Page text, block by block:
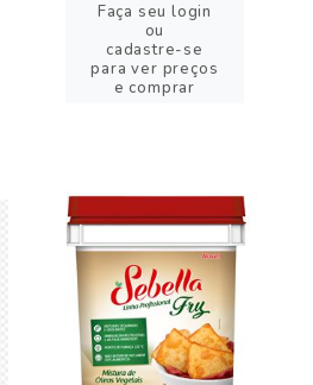
Faça seu login
ou
cadastre-se
para ver preços
e comprar